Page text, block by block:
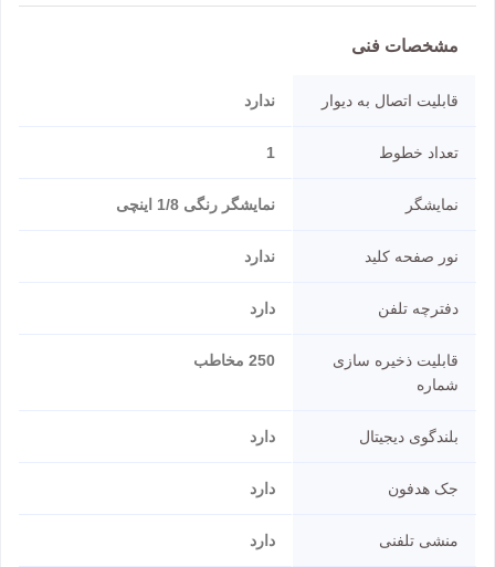
مشخصات فنی
قابلیت اتصال به دیوار ندارد
تعداد خطوط 1
نمایشگر نمایشگر رنگی 1/8 اینچی
نور صفحه کلید ندارد
دفترچه تلفن دارد
قابلیت ذخیره سازی
شماره
250 مخاطب
بلندگوی دیجیتال دارد
جک هدفون دارد
منشی تلفنی دارد